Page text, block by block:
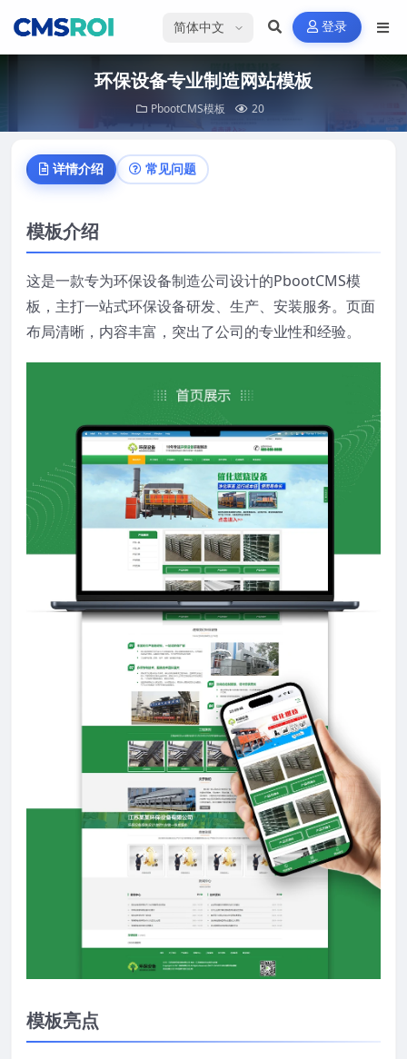
选择语言 登录
环保设备专业制造网站模板
PbootCMS模板 20
详情介绍 常见问题
模板介绍
这是一款专为环保设备制造公司设计的PbootCMS模
板，主打一站式环保设备研发、生产、安装服务。页面
布局清晰，内容丰富，突出了公司的专业性和经验。
模板亮点